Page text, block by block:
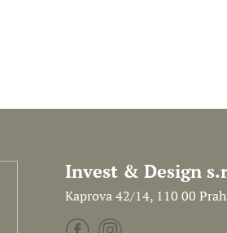
Invest & Design
Kaprova 42/14, 110 00